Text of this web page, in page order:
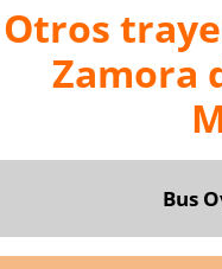
Otros
Zamora
Bus